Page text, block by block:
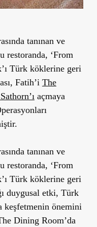
tanınan ve
restoranda, ‘From
Türk köklerine geri
Fatih’i The
açmaya
tanınan ve
restoranda, ‘From
Türk köklerine geri
duygusal etki, Türk
keşfetmenin önemini
Dining Room’da